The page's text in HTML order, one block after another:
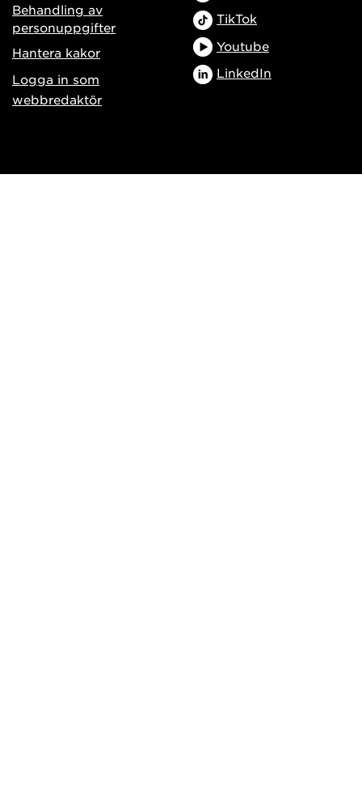
Behandling av
personuppgifter
Hantera kakor
Logga in som
webbredaktör
TikTok
Youtube
LinkedIn